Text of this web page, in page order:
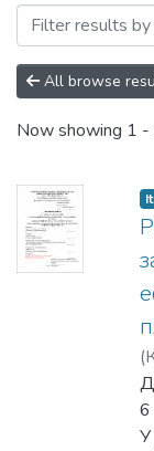
Browsing
All browse
Now showing 1 -
(
6
У